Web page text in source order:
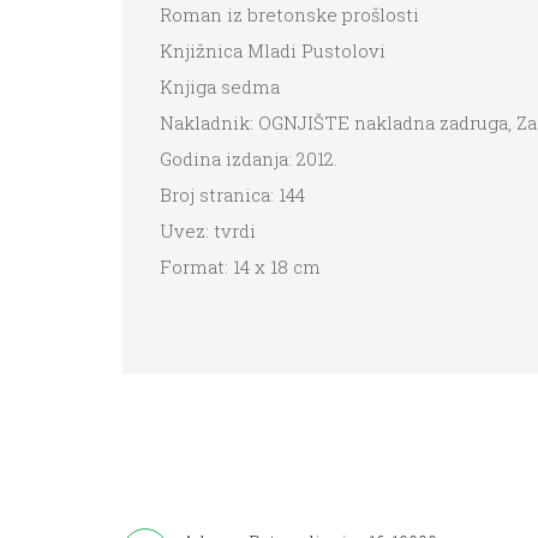
Roman iz bretonske prošlosti
Knjižnica Mladi Pustolovi
Knjiga sedma
Nakladnik: OGNJIŠTE nakladna zadruga,
Godina izdanja: 2012.
Broj stranica: 144
Uvez: tvrdi
Format: 14 x 18 cm